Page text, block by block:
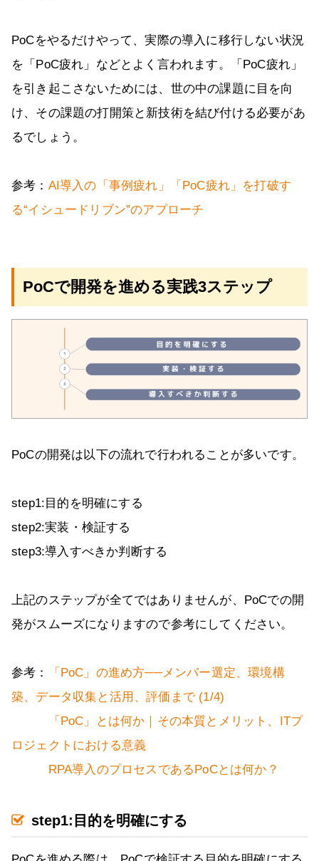
PoCをやるだけやって、実際の導入に移行しない状況
を「PoC疲れ」などとよく言われます。「PoC疲れ」
を引き起こさないためには、世の中の課題に目を向
け、その課題の打開策と新技術を結び付ける必要があ
るでしょう。
参考： AI導入の「事例疲れ」「PoC疲れ」を打破す
る“イシュードリブン”のアプローチ
PoCで開発を進める実践3ステップ
PoCの開発は以下の流れで行われることが多いです。
step1:目的を明確にする
step2:実装・検証する
step3:導入すべきか判断する
上記のステップが全てではありませんが、PoCでの開
発がスムーズになりますので参考にしてください。
参考：
「PoC」の進め方──メンバー選定、環境構
築、データ収集と活用、評価まで (1/4)
「PoC」とは何か｜その本質とメリット、ITプ
ロジェクトにおける意義
RPA導入のプロセスであるPoCとは何か？
step1:目的を明確にする